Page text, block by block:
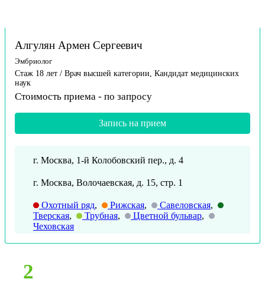
Алгулян Армен Сергеевич
Эмбриолог
Стаж 18 лет / Врач высшей категории, Кандидат медицинских
наук
Стоимость приема - по запросу
Запись на прием
г. Москва, 1-й Колобовский пер., д. 4
г. Москва, Волочаевская, д. 15, стр. 1
Охотный ряд, Рижская, Савеловская,
Тверская, Трубная, Цветной бульвар,
Чеховская
2